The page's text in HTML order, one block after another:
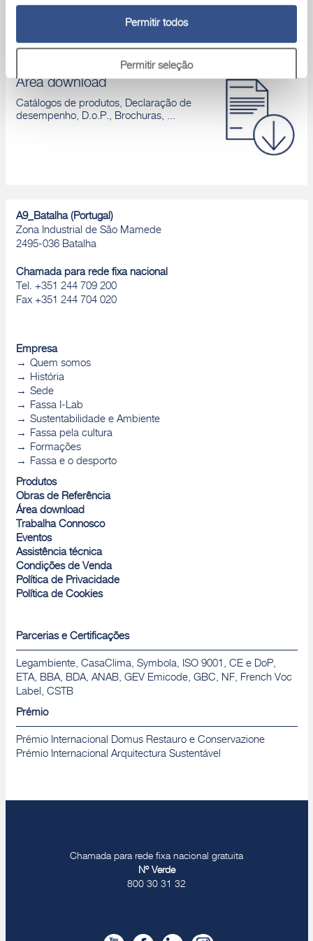
Permitir todos
Permitir seleção
Rejeitar
Área download
Catálogos de produtos, Declaração de
desempenho, D.o.P., Brochuras, ...
A9_Batalha (Portugal)
Zona Industrial de São Mamede
2495-036 Batalha
Chamada para rede fixa nacional
Tel. +351 244 709 200
Fax +351 244 704 020
Empresa
Quem somos
História
Sede
Fassa I-Lab
Sustentabilidade e Ambiente
Fassa pela cultura
Formações
Fassa e o desporto
Produtos
Obras de Referência
Área download
Trabalha Connosco
Eventos
Assistência técnica
Condições de Venda
Política de Privacidade
Política de Cookies
Parcerias e Certificações
Legambiente, CasaClima, Symbola, ISO 9001, CE e DoP,
ETA, BBA, BDA, ANAB, GEV Emicode, GBC, NF, French Voc
Label, CSTB
Prémio
Prémio Internacional Domus Restauro e Conservazione
Prémio Internacional Arquitectura Sustentável
Chamada para rede fixa nacional gratuita
Nº Verde
800 30 31 32